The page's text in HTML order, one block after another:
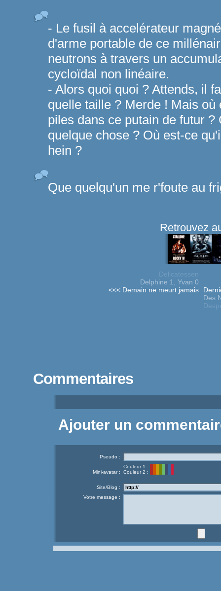
- Le fusil à accelérateur
d'arme portable de ce
neutrons à travers un
cycloïdal non linéaire.
- Alors quoi quoi ? Attends, il
quelle taille ? Merde ! Mais
piles dans ce putain de futur
quelque chose ? Où est-ce
hein ?
Que quelqu'un me r'foute au
Retrouvez
Delicatessen
Delphine 1, Yvan 0
<<< Demain ne meurt jamais
Des
Commentaires
Ajouter un
Pseudo :
Mini-avatar :
Couleur 1 :
Couleur 2 :
Site/Blog :
Votre message :